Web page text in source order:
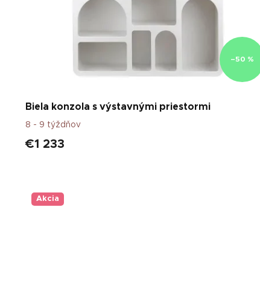
–50 %
Biela konzola s výstavnými priestormi
8 - 9 týždňov
€1 233
Akcia